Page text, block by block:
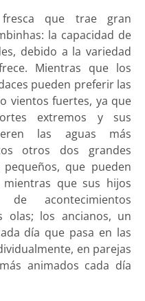
que trae gran
la capacidad de
debido a la variedad
Mientras que los
pueden preferir las
vientos fuertes, ya que
extremos y sus
las aguas más
otros dos grandes
que pueden
que sus hijos
acontecimientos
olas; los ancianos, un
día que pasa en las
en parejas
animados cada día